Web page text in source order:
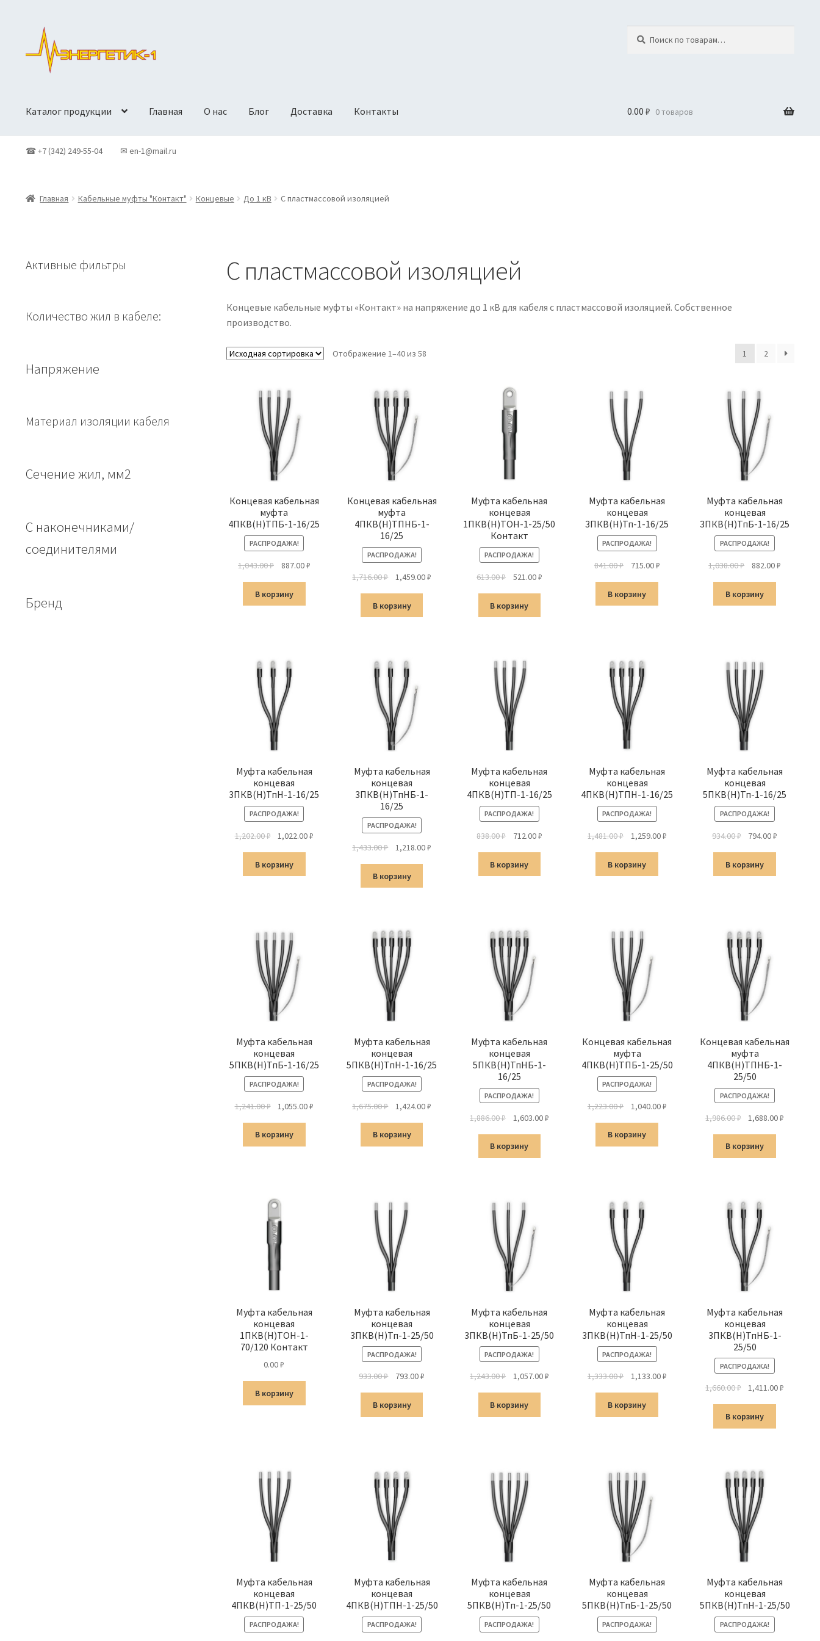
Перейти
навигации
Перейти
содержимому
Каталог продукции Главная О нас Блог Доставка Контакты
ГлавнаяДоставкаКонтактыКорзина
0.00₽ 0 товаров
☎ +7 (342) 249-55-04 ✉ en-1@mail.ru
Главная Кабельные муфты "Контакт" Концевые До 1 кВ С пластмассовой изоляцией
С пластмассовой изоляцией
Концевые кабельные муфты «Контакт» на напряжение до 1 кВ для кабеля с пластмассовой изоляцией. Собственное
производство.
Отображение 1–40 из 58 1 2
Концевая кабельная
муфта
4ПКВ(Н)ТПБ-1-16/25
РАСПРОДАЖА!
1,043.00₽
Первоначальная
составляла
1,043.00 ₽.
887.00₽Текущая
В корзину
Концевая кабельная
муфта
4ПКВ(Н)ТПНБ-1-
16/25
РАСПРОДАЖА!
1,716.00₽
Первоначальная
составляла
1,716.00 ₽.
1,459.00₽Текущая
В корзину
Муфта кабельная
концевая
1ПКВ(Н)ТОН-1-25/50
Контакт
РАСПРОДАЖА!
613.00₽
Первоначальная
составляла
613.00 ₽.
521.00₽Текущая
В корзину
Муфта кабельная
концевая
3ПКВ(Н)Тп-1-16/25
РАСПРОДАЖА!
841.00₽
Первоначальная
составляла
841.00 ₽.
715.00₽Текущая
В корзину
Муфта кабельная
концевая
3ПКВ(Н)ТпБ-1-16/25
РАСПРОДАЖА!
1,038.00₽
Первоначальная
составляла
1,038.00 ₽.
882.00₽Текущая
В корзину
Муфта кабельная
концевая
3ПКВ(Н)ТпН-1-16/25
РАСПРОДАЖА!
1,202.00₽
Первоначальная
составляла
1,202.00 ₽.
1,022.00₽
В корзину
Муфта кабельная
концевая
3ПКВ(Н)ТпНБ-1-
16/25
РАСПРОДАЖА!
1,433.00₽
Первоначальная
составляла
1,433.00 ₽.
1,218.00₽Текущая
В корзину
Муфта кабельная
концевая
4ПКВ(Н)ТП-1-16/25
РАСПРОДАЖА!
838.00₽
Первоначальная
составляла
838.00 ₽.
712.00₽Текущая
В корзину
Муфта кабельная
концевая
4ПКВ(Н)ТПН-1-16/25
РАСПРОДАЖА!
1,481.00₽
Первоначальная
составляла
1,481.00 ₽.
1,259.00₽Текущая
В корзину
Муфта кабельная
концевая
5ПКВ(Н)Тп-1-16/25
РАСПРОДАЖА!
934.00₽
Первоначальная
составляла
934.00 ₽.
794.00₽
В корзину
Муфта кабельная
концевая
5ПКВ(Н)ТпБ-1-16/25
РАСПРОДАЖА!
1,241.00₽
Первоначальная
составляла
1,241.00 ₽.
1,055.00₽
В корзину
Муфта кабельная
концевая
5ПКВ(Н)ТпН-1-16/25
РАСПРОДАЖА!
1,675.00₽
Первоначальная
составляла
1,675.00 ₽.
1,424.00₽Текущая
В корзину
Муфта кабельная
концевая
5ПКВ(Н)ТпНБ-1-
16/25
РАСПРОДАЖА!
1,886.00₽
Первоначальная
составляла
1,886.00 ₽.
1,603.00₽Текущая
В корзину
Концевая кабельная
муфта
4ПКВ(Н)ТПБ-1-25/50
РАСПРОДАЖА!
1,223.00₽
Первоначальная
составляла
1,223.00 ₽.
1,040.00₽Текущая
В корзину
Концевая кабельная
муфта
4ПКВ(Н)ТПНБ-1-
25/50
РАСПРОДАЖА!
1,986.00₽
Первоначальная
составляла
1,986.00 ₽.
1,688.00₽
В корзину
Муфта кабельная
концевая
1ПКВ(Н)ТОН-1-
70/120 Контакт
0.00₽
В корзину
Муфта кабельная
концевая
3ПКВ(Н)Тп-1-25/50
РАСПРОДАЖА!
933.00₽
Первоначальная
составляла
933.00 ₽.
793.00₽Текущая
В корзину
Муфта кабельная
концевая
3ПКВ(Н)ТпБ-1-25/50
РАСПРОДАЖА!
1,243.00₽
Первоначальная
составляла
1,243.00 ₽.
1,057.00₽Текущая
В корзину
Муфта кабельная
концевая
3ПКВ(Н)ТпН-1-25/50
РАСПРОДАЖА!
1,333.00₽
Первоначальная
составляла
1,333.00 ₽.
1,133.00₽Текущая
В корзину
Муфта кабельная
концевая
3ПКВ(Н)ТпНБ-1-
25/50
РАСПРОДАЖА!
1,660.00₽
Первоначальная
составляла
1,660.00 ₽.
1,411.00₽
В корзину
Муфта кабельная
концевая
4ПКВ(Н)ТП-1-25/50
РАСПРОДАЖА!
Муфта кабельная
концевая
4ПКВ(Н)ТПН-1-25/50
РАСПРОДАЖА!
Муфта кабельная
концевая
5ПКВ(Н)Тп-1-25/50
РАСПРОДАЖА!
Муфта кабельная
концевая
5ПКВ(Н)ТпБ-1-25/50
РАСПРОДАЖА!
Муфта кабельная
концевая
5ПКВ(Н)ТпН-1-25/50
РАСПРОДАЖА!
Активные фильтры
Количество жил в кабеле:
Напряжение
Материал изоляции кабеля
Сечение жил, мм2
С наконечниками/
соединителями
Бренд